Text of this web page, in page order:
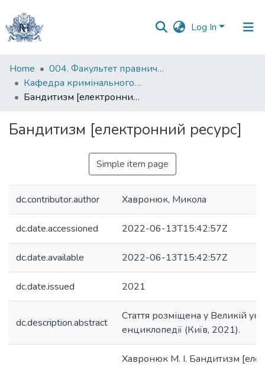
Log In
Communities
&
Collections
Home
004. Факультет правничих наук
Кафедра кримінального та кримінального процесуального права
Бандитизм [електронний ресурс]
Бандитизм [електронний ресурс]
Simple item page
dc.contributor.author Хавронюк, Микола
dc.date.accessioned 2022-06-13T15:42:57Z
dc.date.available 2022-06-13T15:42:57Z
dc.date.issued 2021
dc.description.abstract
Стаття розміщена у Великій
енциклопедії (Київ, 2021).
Хавронюк М. І. Бандитизм